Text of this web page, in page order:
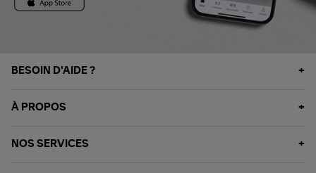
BESOIN D'AIDE ?
À PROPOS
NOS SERVICES